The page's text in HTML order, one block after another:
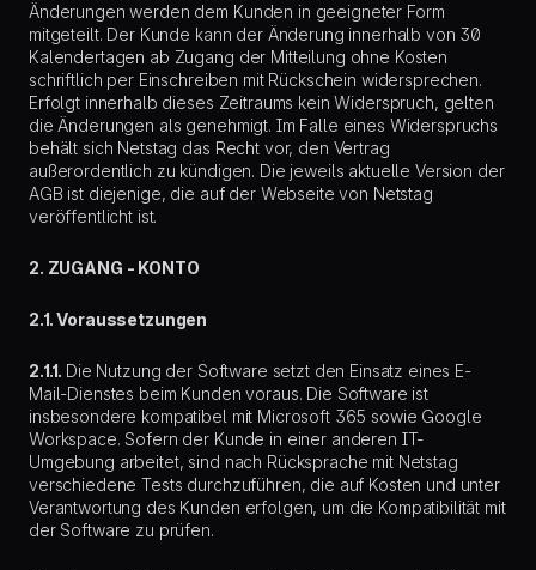
Änderungen werden dem Kunden in geeigneter Form
mitgeteilt. Der Kunde kann der Änderung innerhalb von 30
Kalendertagen ab Zugang der Mitteilung ohne Kosten
schriftlich per Einschreiben mit Rückschein widersprechen.
Erfolgt innerhalb dieses Zeitraums kein Widerspruch, gelten
die Änderungen als genehmigt. Im Falle eines Widerspruchs
behält sich Netstag das Recht vor, den Vertrag
außerordentlich zu kündigen. Die jeweils aktuelle Version der
AGB ist diejenige, die auf der Webseite von Netstag
veröffentlicht ist.
2. ZUGANG - KONTO
2.1. Voraussetzungen
2.1.1. Die Nutzung der Software setzt den Einsatz eines E-
Mail-Dienstes beim Kunden voraus. Die Software ist
insbesondere kompatibel mit Microsoft 365 sowie Google
Workspace. Sofern der Kunde in einer anderen IT-
Umgebung arbeitet, sind nach Rücksprache mit Netstag
verschiedene Tests durchzuführen, die auf Kosten und unter
Verantwortung des Kunden erfolgen, um die Kompatibilität mit
der Software zu prüfen.